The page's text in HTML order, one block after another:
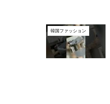
韓国ファッション